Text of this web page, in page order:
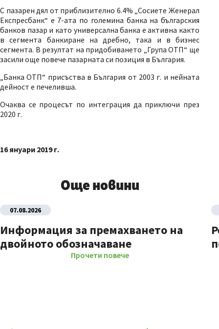
С пазарен дял от приблизително 6.4% „Сосиете Женерал
Експресбанк“ е 7-ата по големина банка на българския
банков пазар и като универсална банка е активна както
в сегмента банкиране на дребно, така и в бизнес
сегмента. В резултат на придобиването „Група ОТП“ ще
засили още повече пазарната си позиция в България.
„Банка ОТП“ присъства в България от 2003 г. и нейната
дейност е печеливша.
Очаква се процесът по интеграция да приключи през
2020 г.
16 януари 2019 г.
Още новини
07.08.2026
Информация за премахването на
двойното обозначаване
Прочети повече